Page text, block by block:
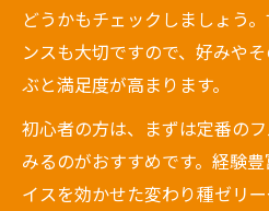
どうかもチェックしましょう
ンスも大切ですので、好みや
ぶと満足度が高まります。
初心者の方は、まずは定番の
みるのがおすすめです。経験
イスを効かせた変わり種ゼリ